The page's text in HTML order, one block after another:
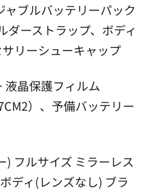
ャブルバッテリーパック
ダーストラップ、ボディ
リーシューキャップ
液晶保護フィルム
）、予備バッテリー
) フルサイズ ミラーレス
ディ(レンズなし) ブラ